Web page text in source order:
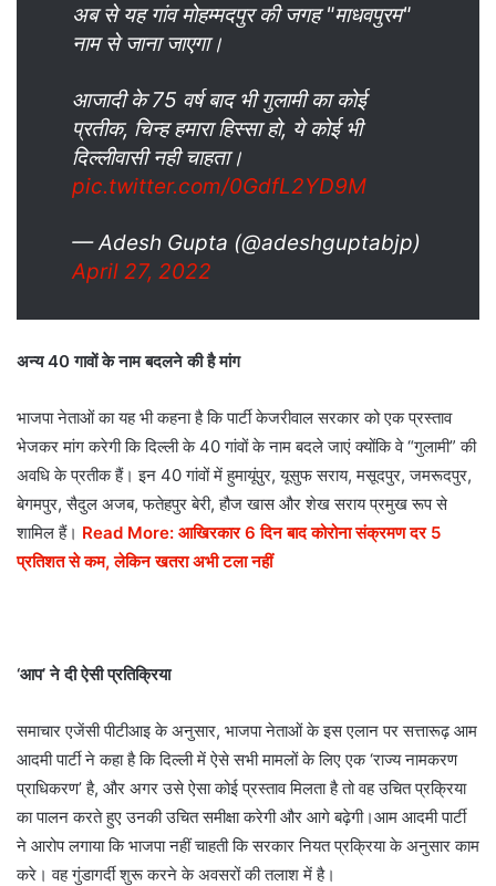
अब से यह गांव मोहम्मदपुर की जगह "माधवपुरम"
नाम से जाना जाएगा।
आजादी के 75 वर्ष बाद भी गुलामी का कोई
प्रतीक, चिन्ह हमारा हिस्सा हो, ये कोई भी
दिल्लीवासी नही चाहता।
pic.twitter.com/0GdfL2YD9M
— Adesh Gupta (@adeshguptabjp)
April 27, 2022
अन्य 40 गावों के नाम बदलने की है मांग
भाजपा नेताओं का यह भी कहना है कि पार्टी केजरीवाल सरकार को एक प्रस्ताव
भेजकर मांग करेगी कि दिल्ली के 40 गांवों के नाम बदले जाएं क्योंकि वे “गुलामी” की
अवधि के प्रतीक हैं। इन 40 गांवों में हुमायूंपुर, यूसुफ सराय, मसूदपुर, जमरूदपुर,
बेगमपुर, सैदुल अजब, फतेहपुर बेरी, हौज खास और शेख सराय प्रमुख रूप से
शामिल हैं। Read More: आखिरकार 6 दिन बाद कोरोना संक्रमण दर 5
प्रतिशत से कम, लेकिन खतरा अभी टला नहीं
‘आप’ ने दी ऐसी प्रतिक्रिया
समाचार एजेंसी पीटीआइ के अनुसार, भाजपा नेताओं के इस एलान पर सत्तारूढ़ आम
आदमी पार्टी ने कहा है कि दिल्ली में ऐसे सभी मामलों के लिए एक ‘राज्य नामकरण
प्राधिकरण’ है, और अगर उसे ऐसा कोई प्रस्ताव मिलता है तो वह उचित प्रक्रिया
का पालन करते हुए उनकी उचित समीक्षा करेगी और आगे बढ़ेगी।आम आदमी पार्टी
ने आरोप लगाया कि भाजपा नहीं चाहती कि सरकार नियत प्रक्रिया के अनुसार काम
करे। वह गुंडागर्दी शुरू करने के अवसरों की तलाश में है।